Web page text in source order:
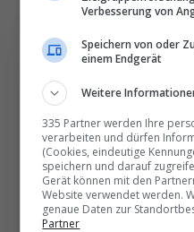
Die
besten
Ihr
Täglich oder
Verbesserung von
Speichern von oder
einem Endgerät
Weitere
335 Partner werden Ihre
verarbeiten und dürfen
(Cookies, eindeutige
speichern und darauf
Gerät können mit den
Website verwendet werden.
genaue Daten zur
Partner